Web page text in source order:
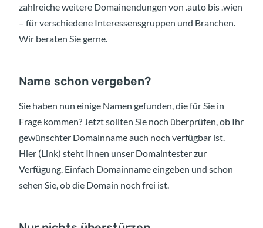
zahlreiche weitere Domainendungen von .auto bis .wien
– für verschiedene Interessensgruppen und Branchen.
Wir beraten Sie gerne.
Name schon vergeben?
Sie haben nun einige Namen gefunden, die für Sie in
Frage kommen? Jetzt sollten Sie noch überprüfen, ob Ihr
gewünschter Domainname auch noch verfügbar ist.
Hier (Link) steht Ihnen unser Domaintester zur
Verfügung. Einfach Domainname eingeben und schon
sehen Sie, ob die Domain noch frei ist.